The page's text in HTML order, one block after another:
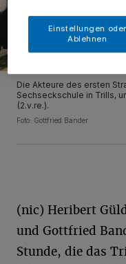
Die Akteure des ersten
Sechseckschule in Trills,
(2.v.re.).
Foto: Gottfried Bander
(nic) Heribert
und Gottfried
Stunde, die das
Einstellungen oder
Ablehnen